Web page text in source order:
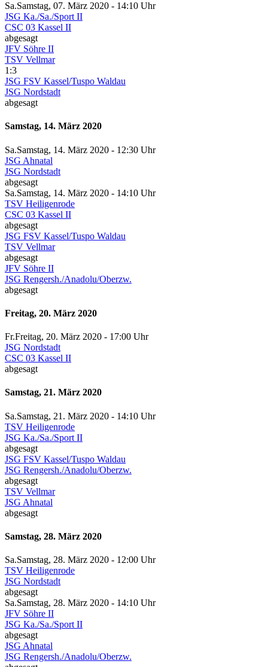
Sa.Samstag, 07. März 2020 - 14:10 Uhr
JSG Ka./Sa./Sport II
CSC 03 Kassel II
abgesagt
JFV Söhre II
TSV Vellmar
1:3
JSG FSV Kassel/Tuspo Waldau
JSG Nordstadt
abgesagt
Samstag, 14. März 2020
Sa.Samstag, 14. März 2020 - 12:30 Uhr
JSG Ahnatal
JSG Nordstadt
abgesagt
Sa.Samstag, 14. März 2020 - 14:10 Uhr
TSV Heiligenrode
CSC 03 Kassel II
abgesagt
JSG FSV Kassel/Tuspo Waldau
TSV Vellmar
abgesagt
JFV Söhre II
JSG Rengersh./Anadolu/Oberzw.
abgesagt
Freitag, 20. März 2020
Fr.Freitag, 20. März 2020 - 17:00 Uhr
JSG Nordstadt
CSC 03 Kassel II
abgesagt
Samstag, 21. März 2020
Sa.Samstag, 21. März 2020 - 14:10 Uhr
TSV Heiligenrode
JSG Ka./Sa./Sport II
abgesagt
JSG FSV Kassel/Tuspo Waldau
JSG Rengersh./Anadolu/Oberzw.
abgesagt
TSV Vellmar
JSG Ahnatal
abgesagt
Samstag, 28. März 2020
Sa.Samstag, 28. März 2020 - 12:00 Uhr
TSV Heiligenrode
JSG Nordstadt
abgesagt
Sa.Samstag, 28. März 2020 - 14:10 Uhr
JFV Söhre II
JSG Ka./Sa./Sport II
abgesagt
JSG Ahnatal
JSG Rengersh./Anadolu/Oberzw.